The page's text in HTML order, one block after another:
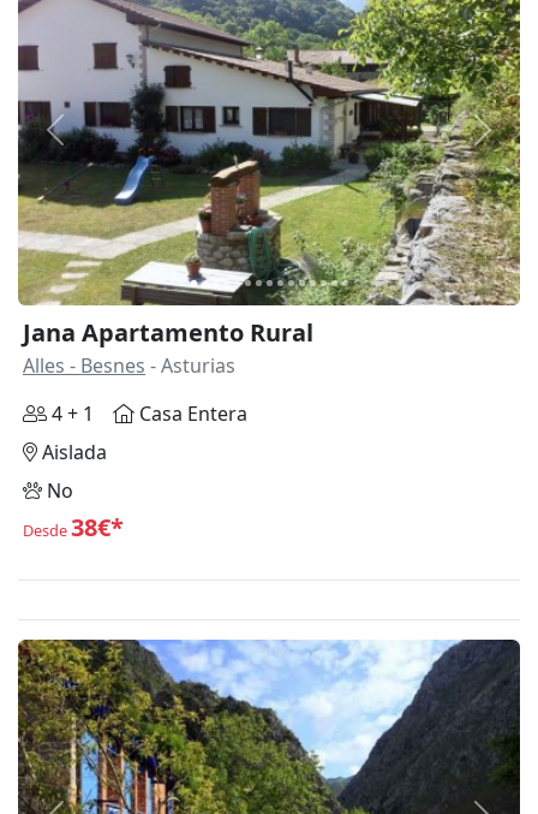
Anterior
Jana Apartamento Rural
Alles - Besnes - Asturias
4 + 1
Casa Entera
Aislada
No
Desde38€*